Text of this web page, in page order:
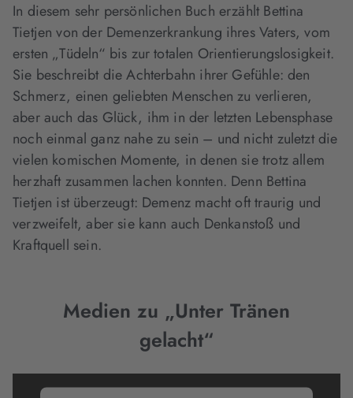
In diesem sehr persönlichen Buch erzählt Bettina
Tietjen von der Demenzerkrankung ihres Vaters, vom
ersten „Tüdeln“ bis zur totalen Orientierungslosigkeit.
Sie beschreibt die Achterbahn ihrer Gefühle: den
Schmerz, einen geliebten Menschen zu verlieren,
aber auch das Glück, ihm in der letzten Lebensphase
noch einmal ganz nahe zu sein – und nicht zuletzt die
vielen komischen Momente, in denen sie trotz allem
herzhaft zusammen lachen konnten. Denn Bettina
Tietjen ist überzeugt: Demenz macht oft traurig und
verzweifelt, aber sie kann auch Denkanstoß und
Kraftquell sein.
Medien zu „Unter Tränen
gelacht“